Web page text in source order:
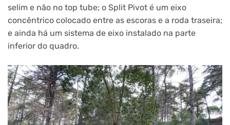
selim e não no top tube; o Split Pivot é um eixo
concêntrico colocado entre as escoras e a roda traseira;
e ainda há um sistema de eixo instalado na parte
inferior do quadro.